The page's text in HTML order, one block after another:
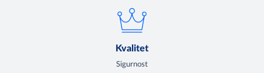
Kvalitet
Sigurnost